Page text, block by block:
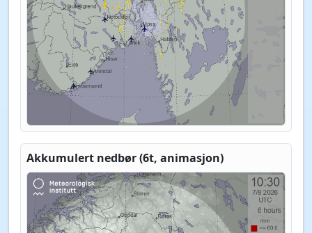
Akkumulert nedbør (6t, animasjon)